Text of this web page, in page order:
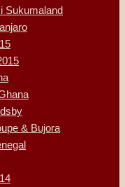
Sukumaland
& Bujora